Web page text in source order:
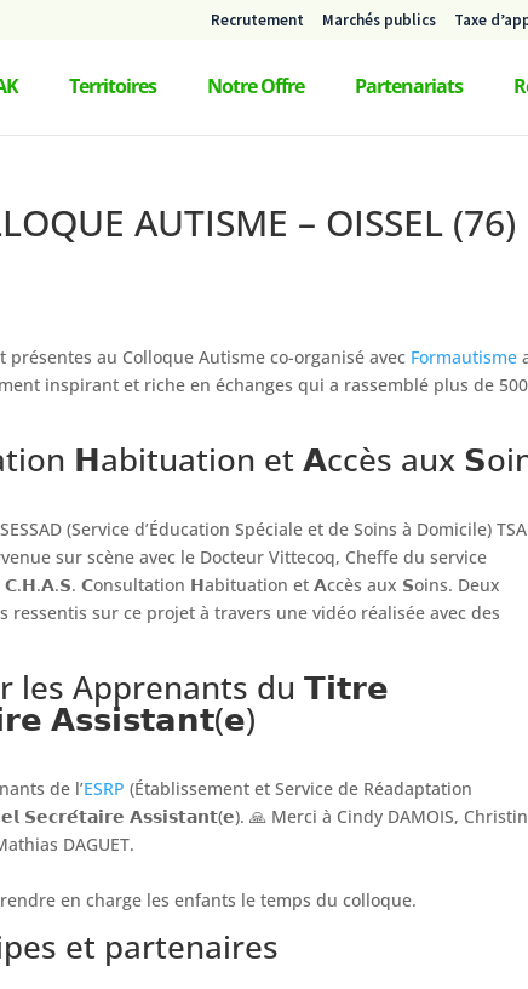
Recrutement Marchés publics Taxe
Territoires Notre Offre Partenariats
AUTISME – OISSEL (76)
au Colloque Autisme co-organisé avec Formautisme
inspirant et riche en échanges qui a rassemblé plus de 500
𝗛abituation et 𝗔ccès aux
(Service d’Éducation Spéciale et de Soins à Domicile) TSA
sur scène avec le Docteur Vittecoq, Cheffe du service
𝗖onsultation 𝗛abituation et 𝗔ccès aux 𝗦oins. Deux
sur ce projet à travers une vidéo réalisée avec des
Apprenants du 𝗧𝗶𝘁𝗿𝗲
𝗔𝘀𝘀𝗶𝘀𝘁𝗮𝗻𝘁(𝗲)
de l’ESRP (Établissement et Service de Réadaptation
𝗦𝗲𝗰𝗿𝗲́𝘁𝗮𝗶𝗿𝗲 𝗔𝘀𝘀𝗶𝘀𝘁𝗮𝗻𝘁(𝗲). 🙏 Merci à Cindy DAMOIS,
DAGUET.
en charge les enfants le temps du colloque.
et partenaires